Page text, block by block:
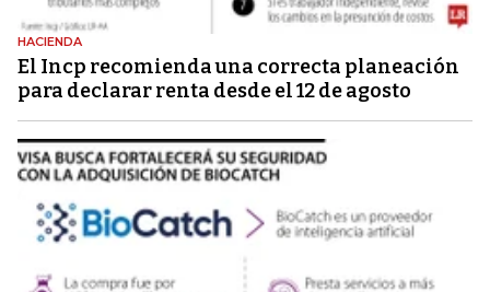
HACIENDA
El Incp recomienda una correcta planeación
para declarar renta desde el 12 de agosto